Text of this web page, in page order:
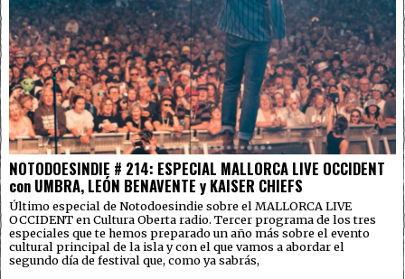
NOTODOESINDIE # 214: ESPECIAL MALLORCA LIVE OCCIDENT
con UMBRA, LEÓN BENAVENTE y KAISER CHIEFS
Último especial de Notodoesindie sobre el MALLORCA LIVE
OCCIDENT en Cultura Oberta radio. Tercer programa de los tres
especiales que te hemos preparado un año más sobre el evento
cultural principal de la isla y con el que vamos a abordar el
segundo día de festival que, como ya sabrás,